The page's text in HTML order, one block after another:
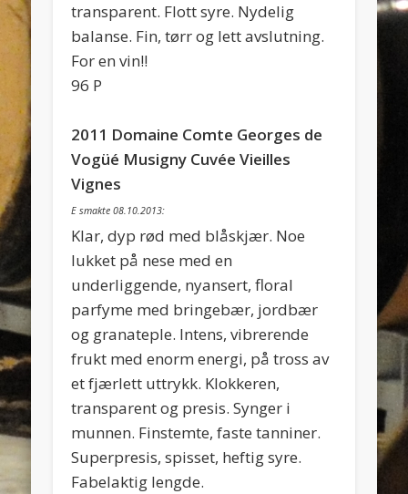
transparent. Flott syre. Nydelig
balanse. Fin, tørr og lett avslutning.
For en vin!!
96 P
2011 Domaine Comte Georges de
Vogüé Musigny Cuvée Vieilles
Vignes
E smakte 08.10.2013:
Klar, dyp rød med blåskjær. Noe
lukket på nese med en
underliggende, nyansert, floral
parfyme med bringebær, jordbær
og granateple. Intens, vibrerende
frukt med enorm energi, på tross av
et fjærlett uttrykk. Klokkeren,
transparent og presis. Synger i
munnen. Finstemte, faste tanniner.
Superpresis, spisset, heftig syre.
Fabelaktig lengde.